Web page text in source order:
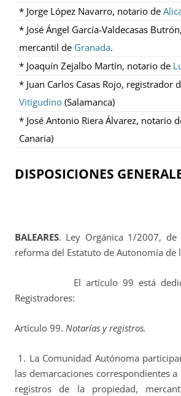
* Jorge López Navarro, notario de
* José Ángel García-Valdecasas
mercantil de Granada.
* Joaquín Zejalbo Martín, notario de
* Juan Carlos Casas Rojo, registrador
Vitigudino (Salamanca)
* José Antonio Riera Álvarez, notario
Canaria)
DISPOSICIONES
BALEARES. Ley Orgánica 1/2007,
reforma del Estatuto de Autonomía de
El artículo 99 está
Registradores:
Artículo 99. Notarías y registros.
1. La Comunidad Autónoma
las demarcaciones correspondientes
registros de la propiedad,